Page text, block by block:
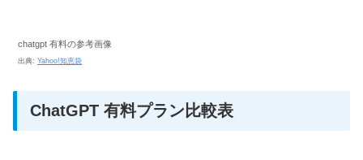
chatgpt 有料の参考画像
出典: Yahoo!知恵袋
ChatGPT 有料プラン比較表